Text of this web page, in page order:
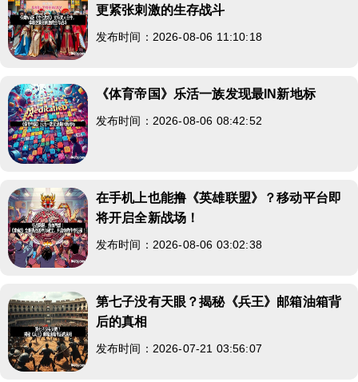
更紧张刺激的生存战斗
发布时间：2026-08-06 11:10:18
《体育帝国》乐活一族发现最IN新地标
发布时间：2026-08-06 08:42:52
在手机上也能撸《英雄联盟》？移动平台即
将开启全新战场！
发布时间：2026-08-06 03:02:38
第七子没有天眼？揭秘《兵王》邮箱油箱背
后的真相
发布时间：2026-07-21 03:56:07